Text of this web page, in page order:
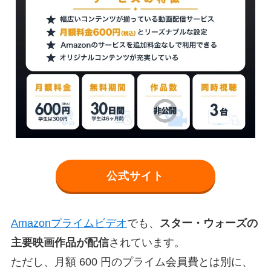
公式サイト
Amazonプライムビデオでも、
スター・ウォーズの
主要映画作品が配信されています。
ただし、月額 600 円のプライム会員費とは別に、